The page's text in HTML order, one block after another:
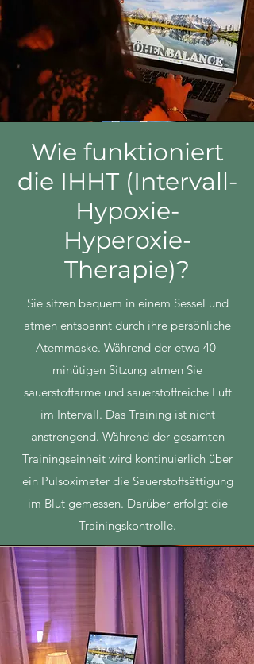
Wie funktioniert
die IHHT (Intervall-
Hypoxie-
Hyperoxie-
Therapie)?
Sie sitzen bequem in einem Sessel und
atmen entspannt durch ihre persönliche
Atemmaske. Während der etwa 40-
minütigen Sitzung atmen Sie
sauerstoffarme und sauerstoffreiche Luft
im Intervall. Das Training ist nicht
anstrengend. Während der gesamten
Trainingseinheit wird kontinuierlich über
ein Pulsoximeter die Sauerstoffsättigung
im Blut gemessen. Darüber erfolgt die
Trainingskontrolle.